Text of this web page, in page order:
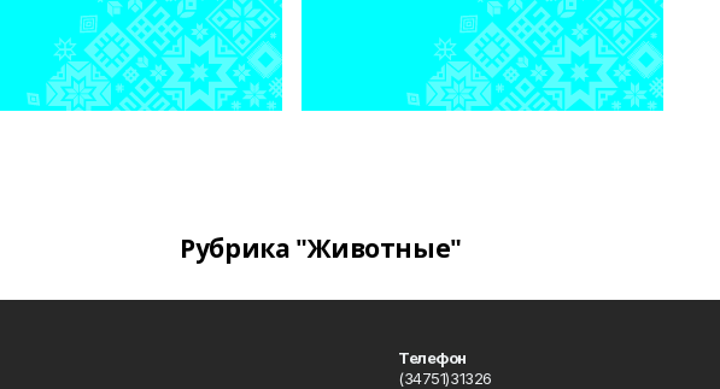
Рубрика "Животные"
Телефон
(34751)31326